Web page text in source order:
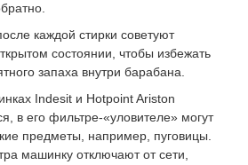
каждой стирки советуют
состоянии, чтобы избежать
запаха внутри барабана.
Indesit и Hotpoint Ariston
в его фильтре-«уловителе» могут
предметы, например, пуговицы.
машинку отключают от сети,